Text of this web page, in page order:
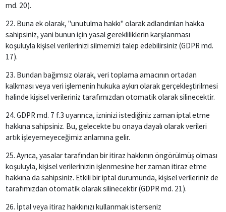
md. 20).
22. Buna ek olarak, "unutulma hakkı" olarak adlandırılan hakka
sahipsiniz, yani bunun için yasal gerekliliklerin karşılanması
koşuluyla kişisel verilerinizi silmemizi talep edebilirsiniz (GDPR md.
17).
23. Bundan bağımsız olarak, veri toplama amacının ortadan
kalkması veya veri işlemenin hukuka aykırı olarak gerçekleştirilmesi
halinde kişisel verileriniz tarafımızdan otomatik olarak silinecektir.
24. GDPR md. 7 f.3 uyarınca, izninizi istediğiniz zaman iptal etme
hakkına sahipsiniz. Bu, gelecekte bu onaya dayalı olarak verileri
artık işleyemeyeceğimiz anlamına gelir.
25. Ayrıca, yasalar tarafından bir itiraz hakkının öngörülmüş olması
koşuluyla, kişisel verilerinizin işlenmesine her zaman itiraz etme
hakkına da sahipsiniz. Etkili bir iptal durumunda, kişisel verileriniz de
tarafımızdan otomatik olarak silinecektir (GDPR md. 21).
26. İptal veya itiraz hakkınızı kullanmak isterseniz